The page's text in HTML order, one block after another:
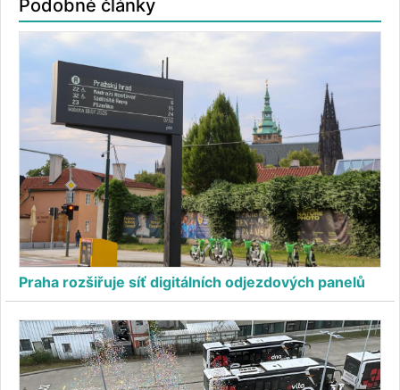
Podobné články
Praha rozšiřuje síť digitálních odjezdových panelů